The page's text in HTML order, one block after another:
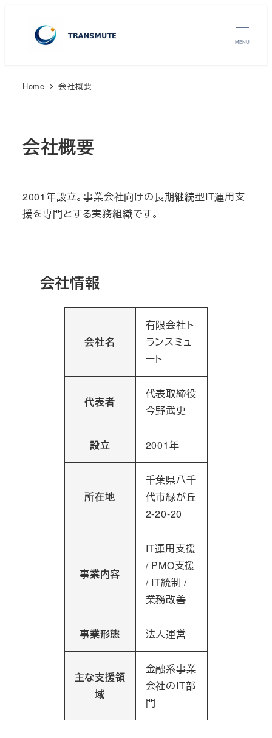
MENU
Home 会社概要
会社概要
2001年設立。事業会社向けの長期継続型IT運用支
援を専門とする実務組織です。
会社情報
会社名
有限会社ト
ランスミュ
ート
代表者
代表取締役
今野武史
設立 2001年
所在地
千葉県八千
代市緑が丘
2-20-20
事業内容
IT運用支援
/ PMO支援
/ IT統制 /
業務改善
事業形態 法人運営
主な支援領
域
金融系事業
会社のIT部
門